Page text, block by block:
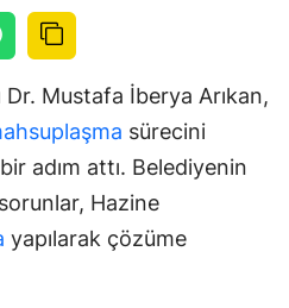
Dr. Mustafa İberya Arıkan,
sürecini
adım attı. Belediyenin
Hazine
yapılarak çözüme